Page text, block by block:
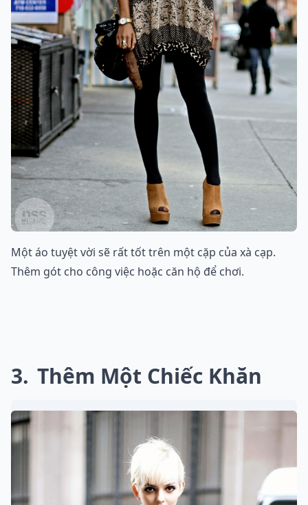
Một áo tuyệt vời sẽ rất tốt trên một cặp của xà cạp.
Thêm gót cho công việc hoặc căn hộ để chơi.
3 Thêm Một Chiếc Khăn